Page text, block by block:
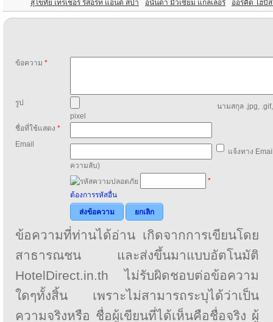
สุโขทัย เทรเชอร์ รีสอร์ท แอนด์ สปา อนันดา มิวเซียม แกลเลอรี ออร์คิด ไฮบิ
ข้อความ *
รูป
นามสกุล .jpg,
pixel
ชื่อที่ใช้แสดง *
Email
แจ้งทาง
ความลับ)
*
ต้องการรหัสอื่น
ส่งข้อความ
ยกเลิก
ข้อความที่ท่านได้อ่าน เกิดจากการเขียนโดย
สาธารณชน และส่งขึ้นมาแบบอัตโนมัติ
HotelDirect.in.th ไม่รับผิดชอบต่อข้อความ
ใดๆทั้งสิ้น เพราะไม่สามารถระบุได้ว่าเป็น
ความจริงหรือ ชื่อผู้เขียนที่ได้เห็นคือชื่อจริง ผู้